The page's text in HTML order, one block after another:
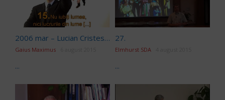
2006 mar – Lucian Cristescu – Puterea alegerii – Clickul secret iCer
Gaius Maximus
...
27.
Elmhurst SDA
...